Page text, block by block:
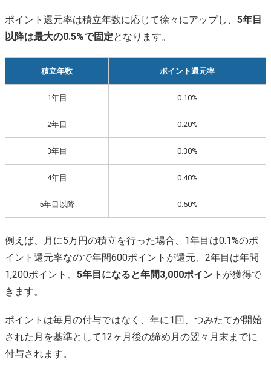
ポイント還元率は積立年数に応じて徐々にアップし、 5年目
以降は最大の0.5%で固定となります。
積立年数 ポイント還元率
1年目 0.10%
2年目 0.20%
3年目 0.30%
4年目 0.40%
5年目以降 0.50%
例えば、月に5万円の積立を行った場合、1年目は0.1%のポ
イント還元率なので年間600ポイントが還元、2年目は年間
1,200ポイント、 5年目になると年間3,000ポイント が獲得で
きます。
ポイントは毎月の付与ではなく、年に1回、つみたてが開始
された月を基準として12ヶ月後の締め月の翌々月末までに
付与されます。